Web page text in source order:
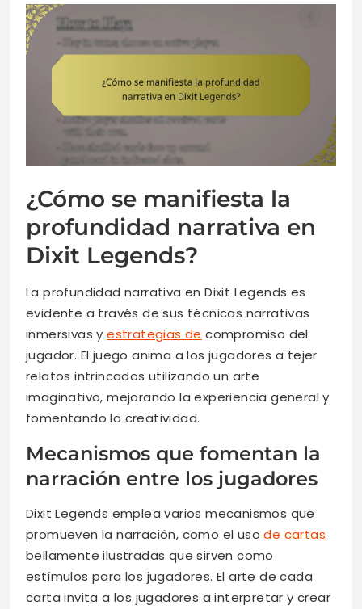
¿Cómo se manifiesta la
profundidad narrativa en
Dixit Legends?
La profundidad narrativa en Dixit Legends es
evidente a través de sus técnicas narrativas
inmersivas yestrategias de compromiso del
jugador. El juego anima a los jugadores a tejer
relatos intrincados utilizando un arte
imaginativo, mejorando la experiencia general y
fomentando la creatividad.
Mecanismos que fomentan la
narración entre los jugadores
Dixit Legends emplea varios mecanismos que
promueven la narración, como el usode cartas
bellamente ilustradas que sirven como
estímulos para los jugadores. El arte de cada
carta invita a los jugadores a interpretar y crear